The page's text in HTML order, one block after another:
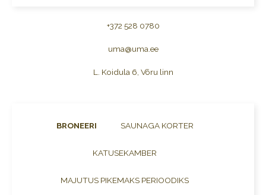
+372 528 0780
uma@uma.ee
L. Koidula 6, Võru linn
BRONEERI SAUNAGA KORTER
KATUSEKAMBER
MAJUTUS PIKEMAKS PERIOODIKS